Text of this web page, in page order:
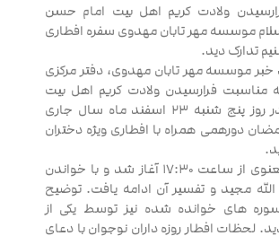
ولادت کریم اهل بیت امام حسن
موسسه مهر تابان مهدوی سفره افطاری
تدارک دید.
خبر موسسه مهر تابان مهدوی، دفتر مرکزی
مناسبت فرارسیدن ولادت کریم اهل بیت
علیهم السلام در روز پنج شنبه ۲۳ اسفند ماه سال جاری
با ۱۲ رمضان دورهمی همراه با افطاری ویژه دختران
این دورهمی معنوی از ساعت ۱۷:۳۰ آغاز شد و با خواندن
الله مجید و تفسیر آن ادامه یافت. توضیح
های خوانده شده نیز توسط یکی از
لحظات افطار روزه داران نوجوان با دعای